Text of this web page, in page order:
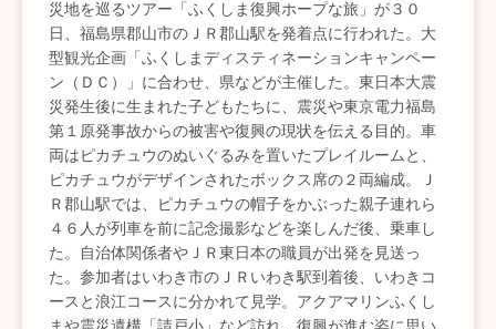
災地を巡るツアー「ふくしま復興ホープな旅」が３０
日、福島県郡山市のＪＲ郡山駅を発着点に行われた。大
型観光企画「ふくしまディスティネーションキャンペー
ン（ＤＣ）」に合わせ、県などが主催した。東日本大震
災発生後に生まれた子どもたちに、震災や東京電力福島
第１原発事故からの被害や復興の現状を伝える目的。車
両はピカチュウのぬいぐるみを置いたプレイルームと、
ピカチュウがデザインされたボックス席の２両編成。Ｊ
Ｒ郡山駅では、ピカチュウの帽子をかぶった親子連れら
４６人が列車を前に記念撮影などを楽しんだ後、乗車し
た。自治体関係者やＪＲ東日本の職員が出発を見送っ
た。参加者はいわき市のＪＲいわき駅到着後、いわきコ
ースと浪江コースに分かれて見学。アクアマリンふくし